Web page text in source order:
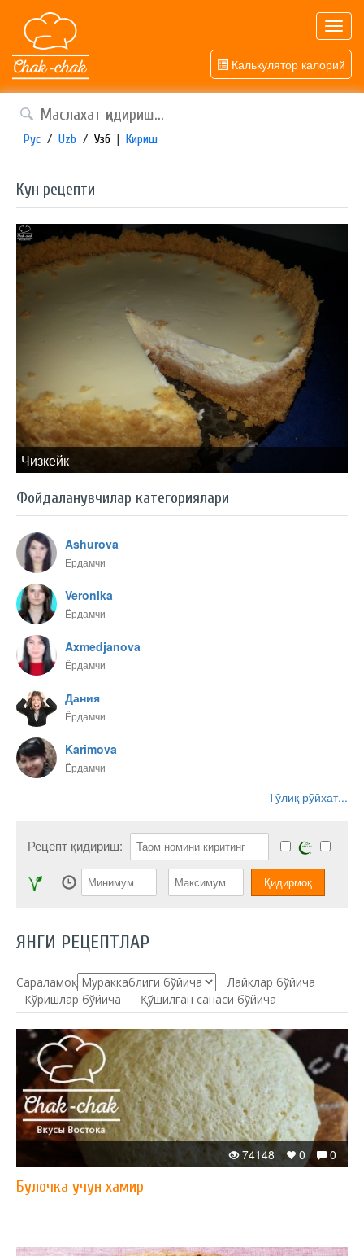
Калькулятор калорий
Рус / Uzb / Узб | Кириш
Кун рецепти
Чизкейк
Фойдаланувчилар категориялари
Ashurova
Ёрдамчи
Veronika
Ёрдамчи
Axmedjanova
Ёрдамчи
Дания
Ёрдамчи
Karimova
Ёрдамчи
Тўлиқ рўйхат...
Рецепт қидириш:
ЯНГИ РЕЦЕПТЛАР
Сараламоқ:
Лайклар бўйича
Кўришлар бўйича
Қўшилган санаси бўйича
0
0
74148
Булочка учун хамир